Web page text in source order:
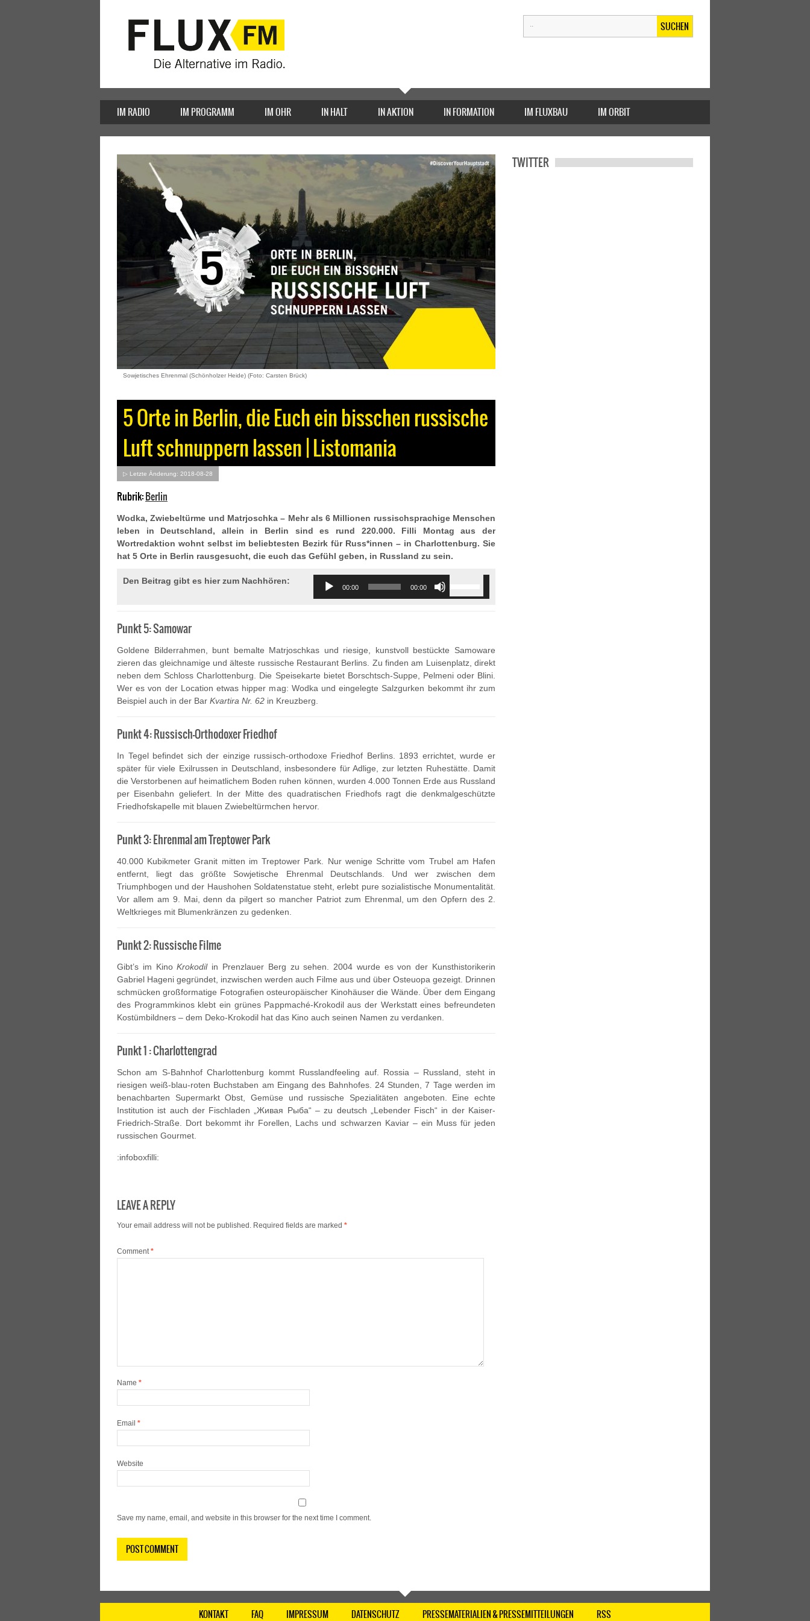
SUCHEN
IM RADIO IM PROGRAMM IM OHR IN HALT IN AKTION IN FORMATION IM FLUXBAU IM ORBIT
Sowjetisches Ehrenmal (Schönholzer Heide) (Foto: Carsten Brück)
5 Orte in Berlin, die Euch ein bisschen russische
Luft schnuppern lassen | Listomania
▷ Letzte Änderung: 2018-08-28
Rubrik:Berlin
Wodka, Zwiebeltürme und Matrjoschka – Mehr als 6 Millionen russischsprachige Menschen
leben in Deutschland, allein in Berlin sind es rund 220.000. Filli Montag aus der
Wortredaktion wohnt selbst im beliebtesten Bezirk für Russ*innen – in Charlottenburg. Sie
hat 5 Orte in Berlin rausgesucht, die euch das Gefühl geben, in Russland zu sein.
Den Beitrag gibt es hier zum Nachhören:
Audio
Player
00:00 00:00
or
decrease
volume.
Punkt 5: Samowar
Goldene Bilderrahmen, bunt bemalte Matrjoschkas und riesige, kunstvoll bestückte Samoware
zieren das gleichnamige und älteste russische Restaurant Berlins. Zu finden am Luisenplatz, direkt
neben dem Schloss Charlottenburg. Die Speisekarte bietet Borschtsch-Suppe, Pelmeni oder Blini.
Wer es von der Location etwas hipper mag: Wodka und eingelegte Salzgurken bekommt ihr zum
Beispiel auch in der Bar Kvartira Nr. 62 in Kreuzberg.
Punkt 4: Russisch-Orthodoxer Friedhof
In Tegel befindet sich der einzige russisch-orthodoxe Friedhof Berlins. 1893 errichtet, wurde er
später für viele Exilrussen in Deutschland, insbesondere für Adlige, zur letzten Ruhestätte. Damit
die Verstorbenen auf heimatlichem Boden ruhen können, wurden 4.000 Tonnen Erde aus Russland
per Eisenbahn geliefert. In der Mitte des quadratischen Friedhofs ragt die denkmalgeschützte
Friedhofskapelle mit blauen Zwiebeltürmchen hervor.
Punkt 3: Ehrenmal am Treptower Park
40.000 Kubikmeter Granit mitten im Treptower Park. Nur wenige Schritte vom Trubel am Hafen
entfernt, liegt das größte Sowjetische Ehrenmal Deutschlands. Und wer zwischen dem
Triumphbogen und der Haushohen Soldatenstatue steht, erlebt pure sozialistische Monumentalität.
Vor allem am 9. Mai, denn da pilgert so mancher Patriot zum Ehrenmal, um den Opfern des 2.
Weltkrieges mit Blumenkränzen zu gedenken.
Punkt 2: Russische Filme
Gibt’s im KinoKrokodilin Prenzlauer Berg zu sehen. 2004 wurde es von der Kunsthistorikerin
Gabriel Hageni gegründet, inzwischen werden auch Filme aus und über Osteuopa gezeigt. Drinnen
schmücken großformatige Fotografien osteuropäischer Kinohäuser die Wände. Über dem Eingang
des Programmkinos klebt ein grünes Pappmaché-Krokodil aus der Werkstatt eines befreundeten
Kostümbildners – dem Deko-Krokodil hat das Kino auch seinen Namen zu verdanken.
Punkt 1 : Charlottengrad
Schon am S-Bahnhof Charlottenburg kommt Russlandfeeling auf. Rossia – Russland, steht in
riesigen weiß-blau-roten Buchstaben am Eingang des Bahnhofes. 24 Stunden, 7 Tage werden im
benachbarten Supermarkt Obst, Gemüse und russische Spezialitäten angeboten. Eine echte
Institution ist auch der Fischladen „Живая Рыба“ – zu deutsch „Lebender Fisch“ in der Kaiser-
Friedrich-Straße. Dort bekommt ihr Forellen, Lachs und schwarzen Kaviar – ein Muss für jeden
russischen Gourmet.
:infoboxfilli:
LEAVE A REPLY
Your email address will not be published. Required fields are marked *
Comment*
Name *
Email *
Website
Save my name, email, and website in this browser for the next time I comment.
TWITTER
KONTAKT FAQ IMPRESSUM DATENSCHUTZ PRESSEMATERIALIEN & PRESSEMITTEILUNGEN RSS